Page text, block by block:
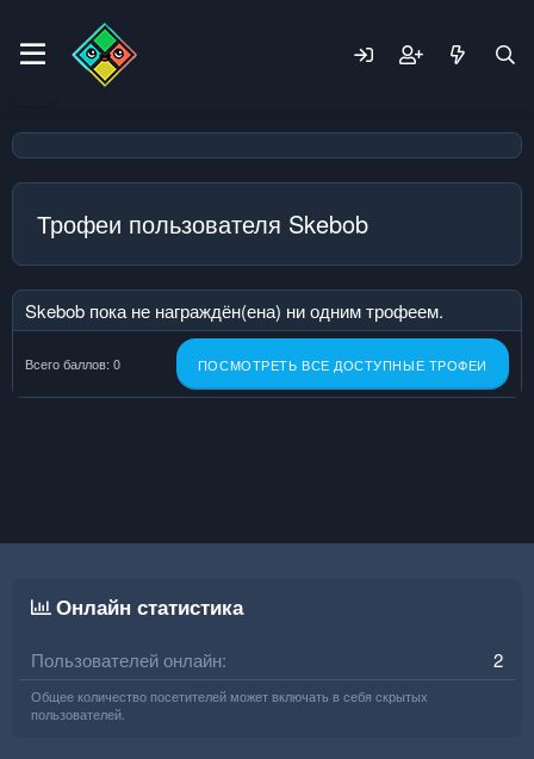
Трофеи пользователя Skebob
Skebob пока не награждён(ена) ни одним трофеем.
Всего баллов: 0 ПОСМОТРЕТЬ ВСЕ ДОСТУПНЫЕ ТРОФЕИ
Онлайн статистика
Пользователей онлайн 2
Общее количество посетителей может включать в себя скрытых
пользователей.